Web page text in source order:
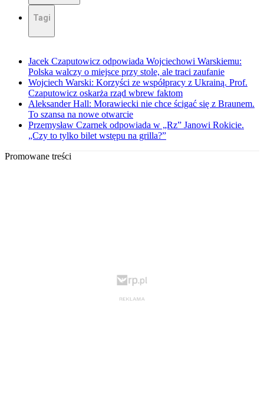
Tagi
Jacek Czaputowicz odpowiada Wojciechowi Warskiemu:
Polska walczy o miejsce przy stole, ale traci zaufanie
Wojciech Warski: Korzyści ze współpracy z Ukrainą. Prof.
Czaputowicz oskarża rząd wbrew faktom
Aleksander Hall: Morawiecki nie chce ścigać się z Braunem.
To szansa na nowe otwarcie
Przemysław Czarnek odpowiada w „Rz” Janowi Rokicie.
„Czy to tylko bilet wstępu na grilla?”
Promowane treści